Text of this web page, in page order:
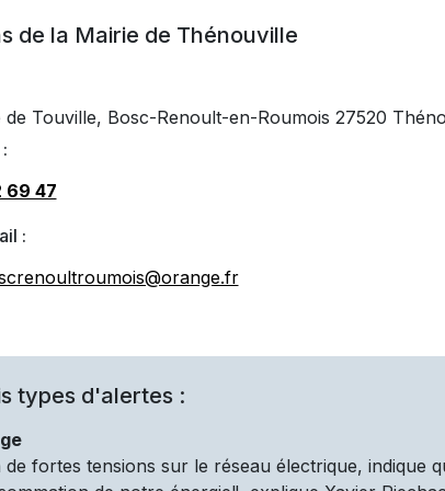
de la Mairie de Thénouville
de Touville, Bosc-Renoult-en-Roumois 27520
69 47
:
types d'alertes :
de fortes tensions sur le réseau électrique, indique